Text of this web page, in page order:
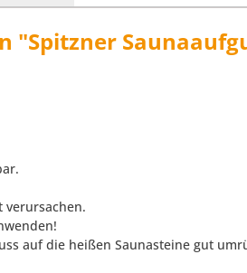
verursachen.
auf die heißen Saunasteine gut